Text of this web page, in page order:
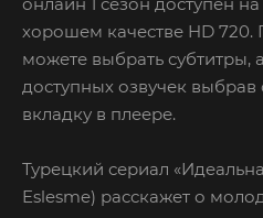
хорошем качестве HD
можете выбрать
доступных озвучек
вкладку в плеере.
Турецкий сериал
Eslesme) расскажет о